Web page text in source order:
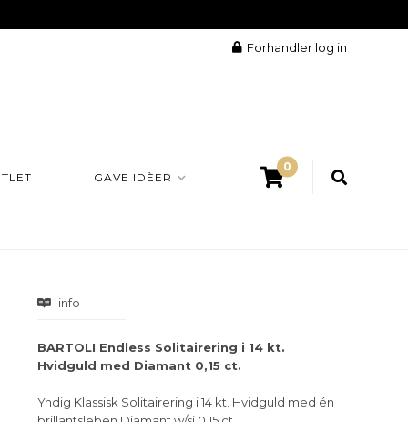
Forhandler log in
GAVE IDÈER
0
info
BARTOLI Endless Solitairering i 14 kt.
Hvidguld med Diamant 0,15 ct.
Yndig Klassisk Solitairering i 14 kt. Hvidguld med én